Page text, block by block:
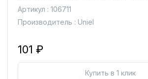
Артикул : 106711
Производитель : Uniel
101 ₽
Купить в 1 клик